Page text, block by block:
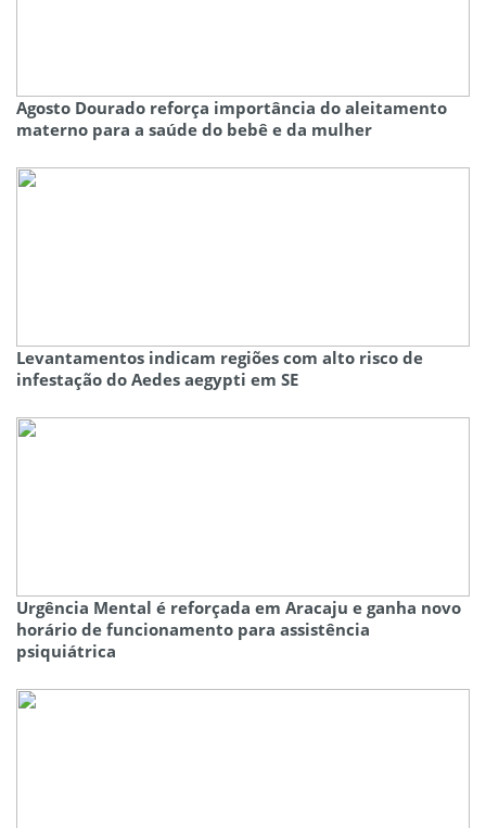
Agosto Dourado reforça importância do aleitamento
materno para a saúde do bebê e da mulher
Levantamentos indicam regiões com alto risco de
infestação do Aedes aegypti em SE
Urgência Mental é reforçada em Aracaju e ganha novo
horário de funcionamento para assistência
psiquiátrica